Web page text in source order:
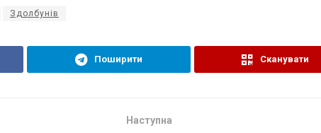
Здолбунів
Поширити Сканувати
Наступна